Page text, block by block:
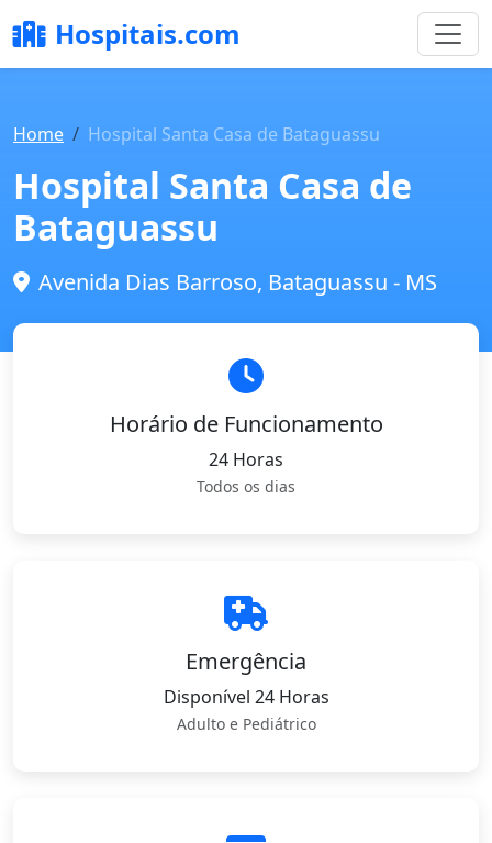
Hospitais.com
Home Hospital Santa Casa de Bataguassu
Hospital Santa Casa de
Bataguassu
Avenida Dias Barroso, Bataguassu - MS
Horário de Funcionamento
24 Horas
Todos os dias
Emergência
Disponível 24 Horas
Adulto e Pediátrico